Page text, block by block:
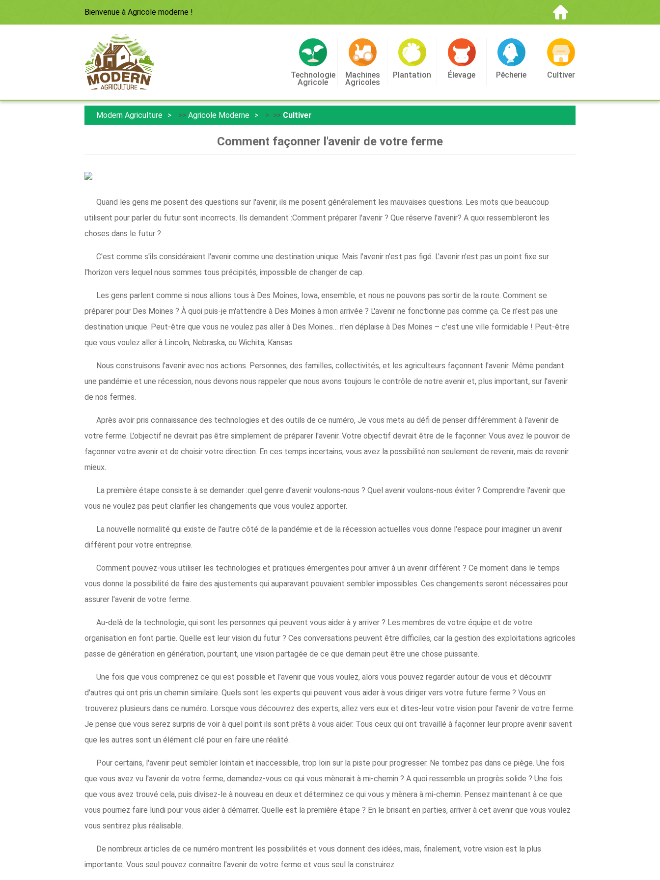
Bienvenue à Agricole moderne !
Technologie
Agricole
Machines
Agricoles
Plantation Élevage Pêcherie Cultiver
Modern Agriculture >> Agricole Moderne > >> Cultiver
Comment façonner l'avenir de votre ferme
Quand les gens me posent des questions sur l'avenir, ils me posent généralement les mauvaises questions. Les mots que beaucoup
utilisent pour parler du futur sont incorrects. Ils demandent :Comment préparer l'avenir ? Que réserve l'avenir? A quoi ressembleront les
choses dans le futur ?
C'est comme s'ils considéraient l'avenir comme une destination unique. Mais l'avenir n'est pas figé. L'avenir n'est pas un point fixe sur
l'horizon vers lequel nous sommes tous précipités, impossible de changer de cap.
Les gens parlent comme si nous allions tous à Des Moines, Iowa, ensemble, et nous ne pouvons pas sortir de la route. Comment se
préparer pour Des Moines ? À quoi puis-je m'attendre à Des Moines à mon arrivée ? L'avenir ne fonctionne pas comme ça. Ce n'est pas une
destination unique. Peut-être que vous ne voulez pas aller à Des Moines… n'en déplaise à Des Moines – c'est une ville formidable ! Peut-être
que vous voulez aller à Lincoln, Nebraska, ou Wichita, Kansas.
Nous construisons l'avenir avec nos actions. Personnes, des familles, collectivités, et les agriculteurs façonnent l'avenir. Même pendant
une pandémie et une récession, nous devons nous rappeler que nous avons toujours le contrôle de notre avenir et, plus important, sur l'avenir
de nos fermes.
Après avoir pris connaissance des technologies et des outils de ce numéro, Je vous mets au défi de penser différemment à l'avenir de
votre ferme. L'objectif ne devrait pas être simplement de préparer l'avenir. Votre objectif devrait être de le façonner. Vous avez le pouvoir de
façonner votre avenir et de choisir votre direction. En ces temps incertains, vous avez la possibilité non seulement de revenir, mais de revenir
mieux.
La première étape consiste à se demander :quel genre d'avenir voulons-nous ? Quel avenir voulons-nous éviter ? Comprendre l'avenir que
vous ne voulez pas peut clarifier les changements que vous voulez apporter.
La nouvelle normalité qui existe de l'autre côté de la pandémie et de la récession actuelles vous donne l'espace pour imaginer un avenir
différent pour votre entreprise.
Comment pouvez-vous utiliser les technologies et pratiques émergentes pour arriver à un avenir différent ? Ce moment dans le temps
vous donne la possibilité de faire des ajustements qui auparavant pouvaient sembler impossibles. Ces changements seront nécessaires pour
assurer l'avenir de votre ferme.
Au-delà de la technologie, qui sont les personnes qui peuvent vous aider à y arriver ? Les membres de votre équipe et de votre
organisation en font partie. Quelle est leur vision du futur ? Ces conversations peuvent être difficiles, car la gestion des exploitations agricoles
passe de génération en génération, pourtant, une vision partagée de ce que demain peut être une chose puissante.
Une fois que vous comprenez ce qui est possible et l'avenir que vous voulez, alors vous pouvez regarder autour de vous et découvrir
d'autres qui ont pris un chemin similaire. Quels sont les experts qui peuvent vous aider à vous diriger vers votre future ferme ? Vous en
trouverez plusieurs dans ce numéro. Lorsque vous découvrez des experts, allez vers eux et dites-leur votre vision pour l'avenir de votre ferme.
Je pense que vous serez surpris de voir à quel point ils sont prêts à vous aider. Tous ceux qui ont travaillé à façonner leur propre avenir savent
que les autres sont un élément clé pour en faire une réalité.
Pour certains, l'avenir peut sembler lointain et inaccessible, trop loin sur la piste pour progresser. Ne tombez pas dans ce piège. Une fois
que vous avez vu l'avenir de votre ferme, demandez-vous ce qui vous mènerait à mi-chemin ? A quoi ressemble un progrès solide ? Une fois
que vous avez trouvé cela, puis divisez-le à nouveau en deux et déterminez ce qui vous y mènera à mi-chemin. Pensez maintenant à ce que
vous pourriez faire lundi pour vous aider à démarrer. Quelle est la première étape ? En le brisant en parties, arriver à cet avenir que vous voulez
vous sentirez plus réalisable.
De nombreux articles de ce numéro montrent les possibilités et vous donnent des idées, mais, finalement, votre vision est la plus
importante. Vous seul pouvez connaître l'avenir de votre ferme et vous seul la construirez.